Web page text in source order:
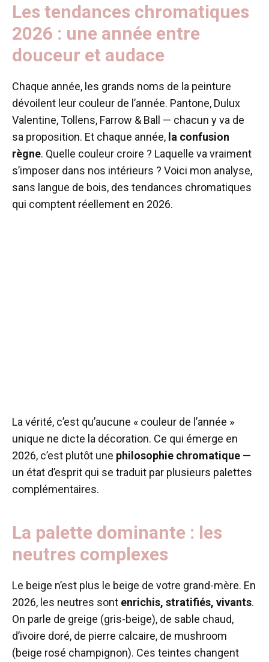
Les tendances chromatiques
2026 : une année entre
douceur et audace
Chaque année, les grands noms de la peinture
dévoilent leur couleur de l’année. Pantone, Dulux
Valentine, Tollens, Farrow & Ball — chacun y va de
sa proposition. Et chaque année, la confusion
règne. Quelle couleur croire ? Laquelle va vraiment
s’imposer dans nos intérieurs ? Voici mon analyse,
sans langue de bois, des tendances chromatiques
qui comptent réellement en 2026.
La vérité, c’est qu’aucune « couleur de l’année »
unique ne dicte la décoration. Ce qui émerge en
2026, c’est plutôt une philosophie chromatique —
un état d’esprit qui se traduit par plusieurs palettes
complémentaires.
La palette dominante : les
neutres complexes
Le beige n’est plus le beige de votre grand-mère. En
2026, les neutres sont enrichis, stratifiés, vivants.
On parle de greige (gris-beige), de sable chaud,
d’ivoire doré, de pierre calcaire, de mushroom
(beige rosé champignon). Ces teintes changent